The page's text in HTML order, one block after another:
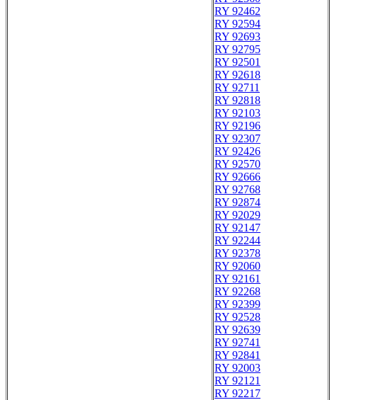
RY 92462
RY 92594
RY 92693
RY 92795
RY 92501
RY 92618
RY 92711
RY 92818
RY 92103
RY 92196
RY 92307
RY 92426
RY 92570
RY 92666
RY 92768
RY 92874
RY 92029
RY 92147
RY 92244
RY 92378
RY 92060
RY 92161
RY 92268
RY 92399
RY 92528
RY 92639
RY 92741
RY 92841
RY 92003
RY 92121
RY 92217